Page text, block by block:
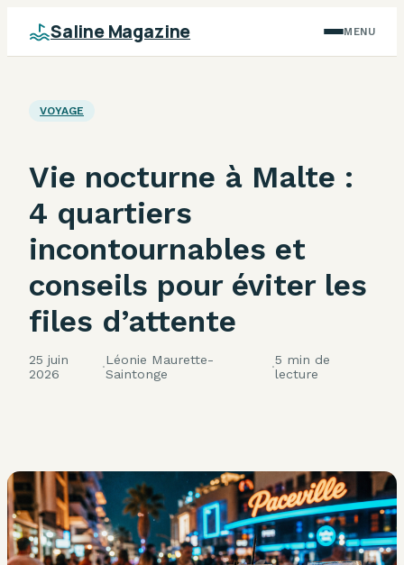
Saline Magazine MENU
VOYAGE
Vie nocturne à Malte :
4 quartiers
incontournables et
conseils pour éviter les
files d’attente
25 juin
2026
·Léonie Maurette-
Saintonge
·5 min de
lecture